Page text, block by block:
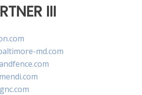
III
md.com